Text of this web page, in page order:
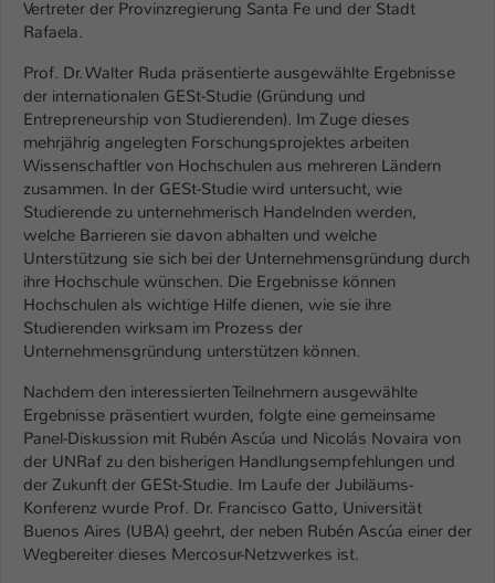
Vertreter der Provinzregierung Santa Fe und der Stadt
Rafaela.
Prof. Dr. Walter Ruda präsentierte ausgewählte Ergebnisse
der internationalen GESt-Studie (Gründung und
Entrepreneurship von Studierenden). Im Zuge dieses
mehrjährig angelegten Forschungsprojektes arbeiten
Wissenschaftler von Hochschulen aus mehreren Ländern
zusammen. In der GESt-Studie wird untersucht, wie
Studierende zu unternehmerisch Handelnden werden,
welche Barrieren sie davon abhalten und welche
Unterstützung sie sich bei der Unternehmensgründung durch
ihre Hochschule wünschen. Die Ergebnisse können
Hochschulen als wichtige Hilfe dienen, wie sie ihre
Studierenden wirksam im Prozess der
Unternehmensgründung unterstützen können.
Nachdem den interessierten Teilnehmern ausgewählte
Ergebnisse präsentiert wurden, folgte eine gemeinsame
Panel-Diskussion mit Rubén Ascúa und Nicolás Novaira von
der UNRaf zu den bisherigen Handlungsempfehlungen und
der Zukunft der GESt-Studie. Im Laufe der Jubiläums-
Konferenz wurde Prof. Dr. Francisco Gatto, Universität
Buenos Aires (UBA) geehrt, der neben Rubén Ascúa einer der
Wegbereiter dieses Mercosur-Netzwerkes ist.
Zweck
Einstellungen. Unter anderem eine zufällig
Einstellungen, falls der Webseiten-
Betreiber dies eingestellt hat.
Name fe_typo_user / PHPSESSID
Anbieter TYPO3
Laufzeit 1 Woche
Zweck
Dieses Cookie ist ein Standard-Session-
eines Intranet-Logins die Session-ID. So
kann der eingeloggte Benutzer
wiedererkannt werden und es wird ihm
Zugang zu geschützten Bereichen
gewährt.
Name be_typo_user